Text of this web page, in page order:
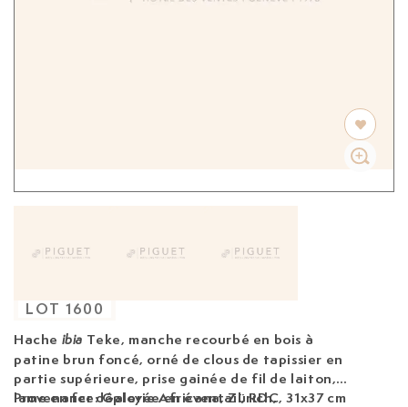
Hache ibia Teke,
patine brun foncé, orné de clous de tapissier en
partie supérieure, prise gainée de fil de laiton,
lame en fer déployée en éventail, RDC, 31x37 cm
Provenance: Galerie Africana, Zürich,
LOT 1600